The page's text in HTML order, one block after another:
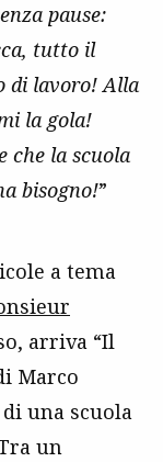
pause:
tutto il
di lavoro! Alla
la gola!
che la scuola
bisogno!”
a tema
arriva “Il
Marco
una scuola
un